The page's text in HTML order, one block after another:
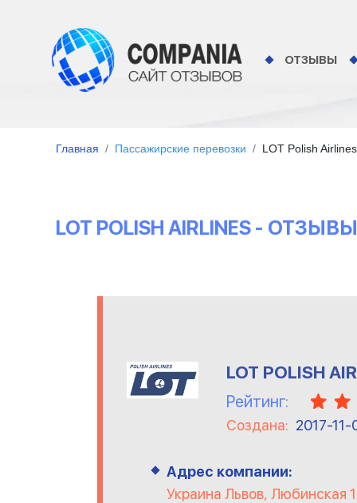
ОТЗЫВЫ
Главная Пассажирские перевозки LOT Polish Airlines
LOT POLISH AIRLINES -
LOT POLISH
Рейтинг:
Создана: 2017-11-
Адрес компании:
Украина Львов, Любинская